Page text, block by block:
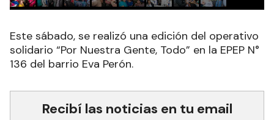
Este sábado, se realizó una edición del operativo
solidario “Por Nuestra Gente, Todo” en la EPEP N°
136 del barrio Eva Perón.
Recibí las noticias en tu email